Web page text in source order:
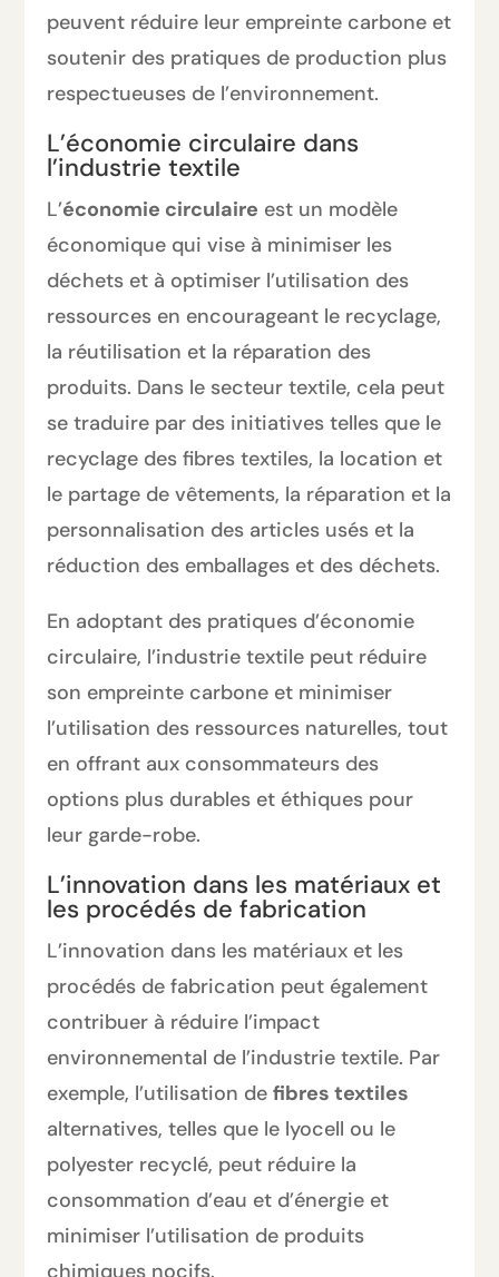
peuvent réduire leur empreinte carbone et
soutenir des pratiques de production plus
respectueuses de l’environnement.
L’économie circulaire dans
l’industrie textile
L’économie circulaire est un modèle
économique qui vise à minimiser les
déchets et à optimiser l’utilisation des
ressources en encourageant le recyclage,
la réutilisation et la réparation des
produits. Dans le secteur textile, cela peut
se traduire par des initiatives telles que le
recyclage des fibres textiles, la location et
le partage de vêtements, la réparation et la
personnalisation des articles usés et la
réduction des emballages et des déchets.
En adoptant des pratiques d’économie
circulaire, l’industrie textile peut réduire
son empreinte carbone et minimiser
l’utilisation des ressources naturelles, tout
en offrant aux consommateurs des
options plus durables et éthiques pour
leur garde-robe.
L’innovation dans les matériaux et
les procédés de fabrication
L’innovation dans les matériaux et les
procédés de fabrication peut également
contribuer à réduire l’impact
environnemental de l’industrie textile. Par
exemple, l’utilisation defibres textiles
alternatives, telles que le lyocell ou le
polyester recyclé, peut réduire la
consommation d’eau et d’énergie et
minimiser l’utilisation de produits
chimiques nocifs.